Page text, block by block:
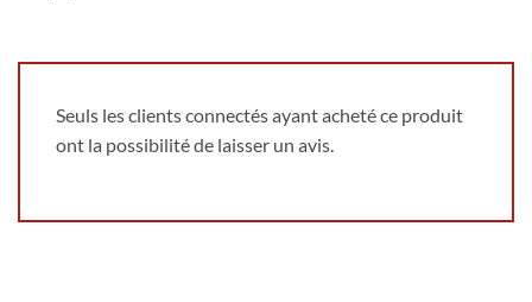
Seuls les clients connectés ayant acheté ce produit
ont la possibilité de laisser un avis.